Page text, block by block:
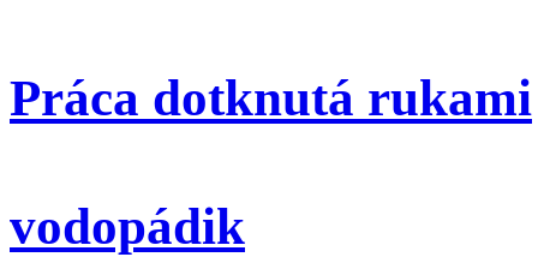
Práca dotknutá rukami
vodopádik